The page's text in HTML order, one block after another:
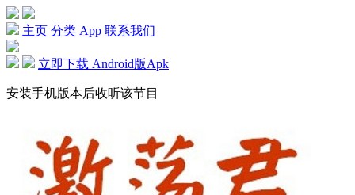
主页 分类 App 联系我们
立即下载 Android版Apk
安装手机版本后收听该节目